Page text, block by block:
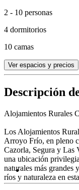
2 - 10 personas
4 dormitorios
10 camas
Ver espacios y precios
Descripción
Alojamientos Rurales
Los Alojamientos
Arroyo Frío, en pleno
Cazorla, Segura y Las
una ubicación
naturales más grandes
ríos y naturaleza en